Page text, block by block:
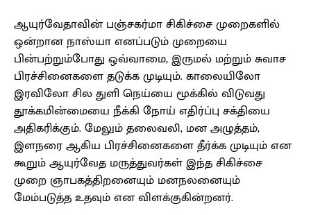
ஆயுர்வேதாவின் பஞ்சகர்மா சிகிச்சை முறைகளில்
ஒன்றான நாஸ்யா எனப்படும் முறையை
பின்பற்றும்போது ஒவ்வாமை, இருமல் மற்றும் சுவாச
பிரச்சினைகளை தடுக்க முடியும். காலையிலோ
இரவிலோ சில துளி நெய்யை மூக்கில் விடுவது
தூக்கமின்மையை நீக்கி நோய் எதிர்ப்பு சக்தியை
அதிகரிக்கும். மேலும் தலைவலி, மன அழுத்தம்,
இளநரை ஆகிய பிரச்சினைகளை தீர்க்க முடியும் என
கூறும் ஆயுர்வேத மருத்துவர்கள் இந்த சிகிச்சை
முறை ஞாபகத்திறனையும் மனநலனையும்
மேம்படுத்த உதவும் என விளக்குகின்றனர்.